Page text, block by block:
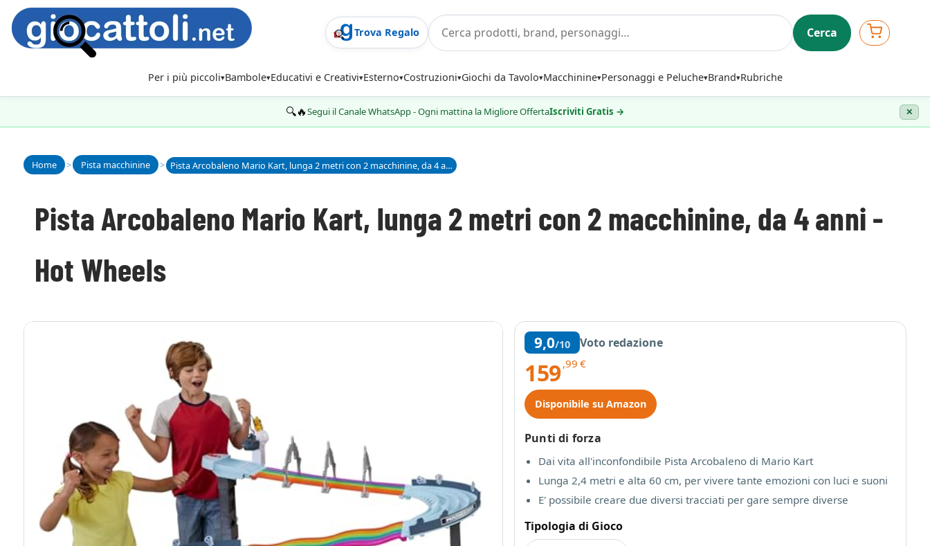
Per i più piccoli Bambole Educativi e Creativi Esterno Costruzioni Giochi da Tavolo Macchinine Personaggi e Peluche Brand Rubriche
Trova Regalo Cerca
🔍🔥Segui il Canale WhatsApp - Ogni mattina la Migliore OffertaIscriviti Gratis → ✕
Home > Pista macchinine > Pista Arcobaleno Mario Kart, lunga 2 metri con 2 macchinine, da 4 anni - Hot Wheels
Pista Arcobaleno Mario Kart, lunga 2 metri con 2 macchinine, da 4 anni -
Hot Wheels
9,0/10 Voto redazione
159,99 €
Disponibile su Amazon
Punti di forza
Dai vita all'inconfondibile Pista Arcobaleno di Mario Kart
Lunga 2,4 metri e alta 60 cm, per vivere tante emozioni con luci e suoni
E' possibile creare due diversi tracciati per gare sempre diverse
Tipologia di Gioco